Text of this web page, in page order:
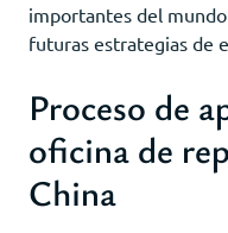
importantes del
futuras estrategias de
Proceso de
oficina de
China